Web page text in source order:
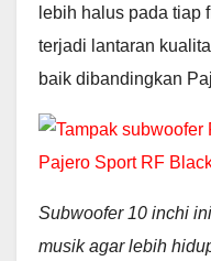
lebih halus pada tiap
terjadi lantaran
baik dibandingkan
Subwoofer 10 inchi
musik agar lebih